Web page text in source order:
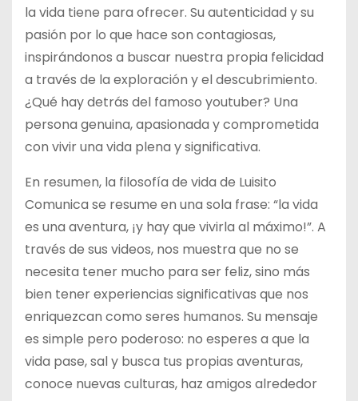
la vida tiene para ofrecer. Su autenticidad y su
pasión por lo que hace son contagiosas,
inspirándonos a buscar nuestra propia felicidad
a través de la exploración y el descubrimiento.
¿Qué hay detrás del famoso youtuber? Una
persona genuina, apasionada y comprometida
con vivir una vida plena y significativa.
En resumen, la filosofía de vida de Luisito
Comunica se resume en una sola frase: “la vida
es una aventura, ¡y hay que vivirla al máximo!”. A
través de sus videos, nos muestra que no se
necesita tener mucho para ser feliz, sino más
bien tener experiencias significativas que nos
enriquezcan como seres humanos. Su mensaje
es simple pero poderoso: no esperes a que la
vida pase, sal y busca tus propias aventuras,
conoce nuevas culturas, haz amigos alrededor